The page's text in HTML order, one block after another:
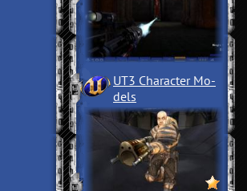
UT3 Character Mo­
dels